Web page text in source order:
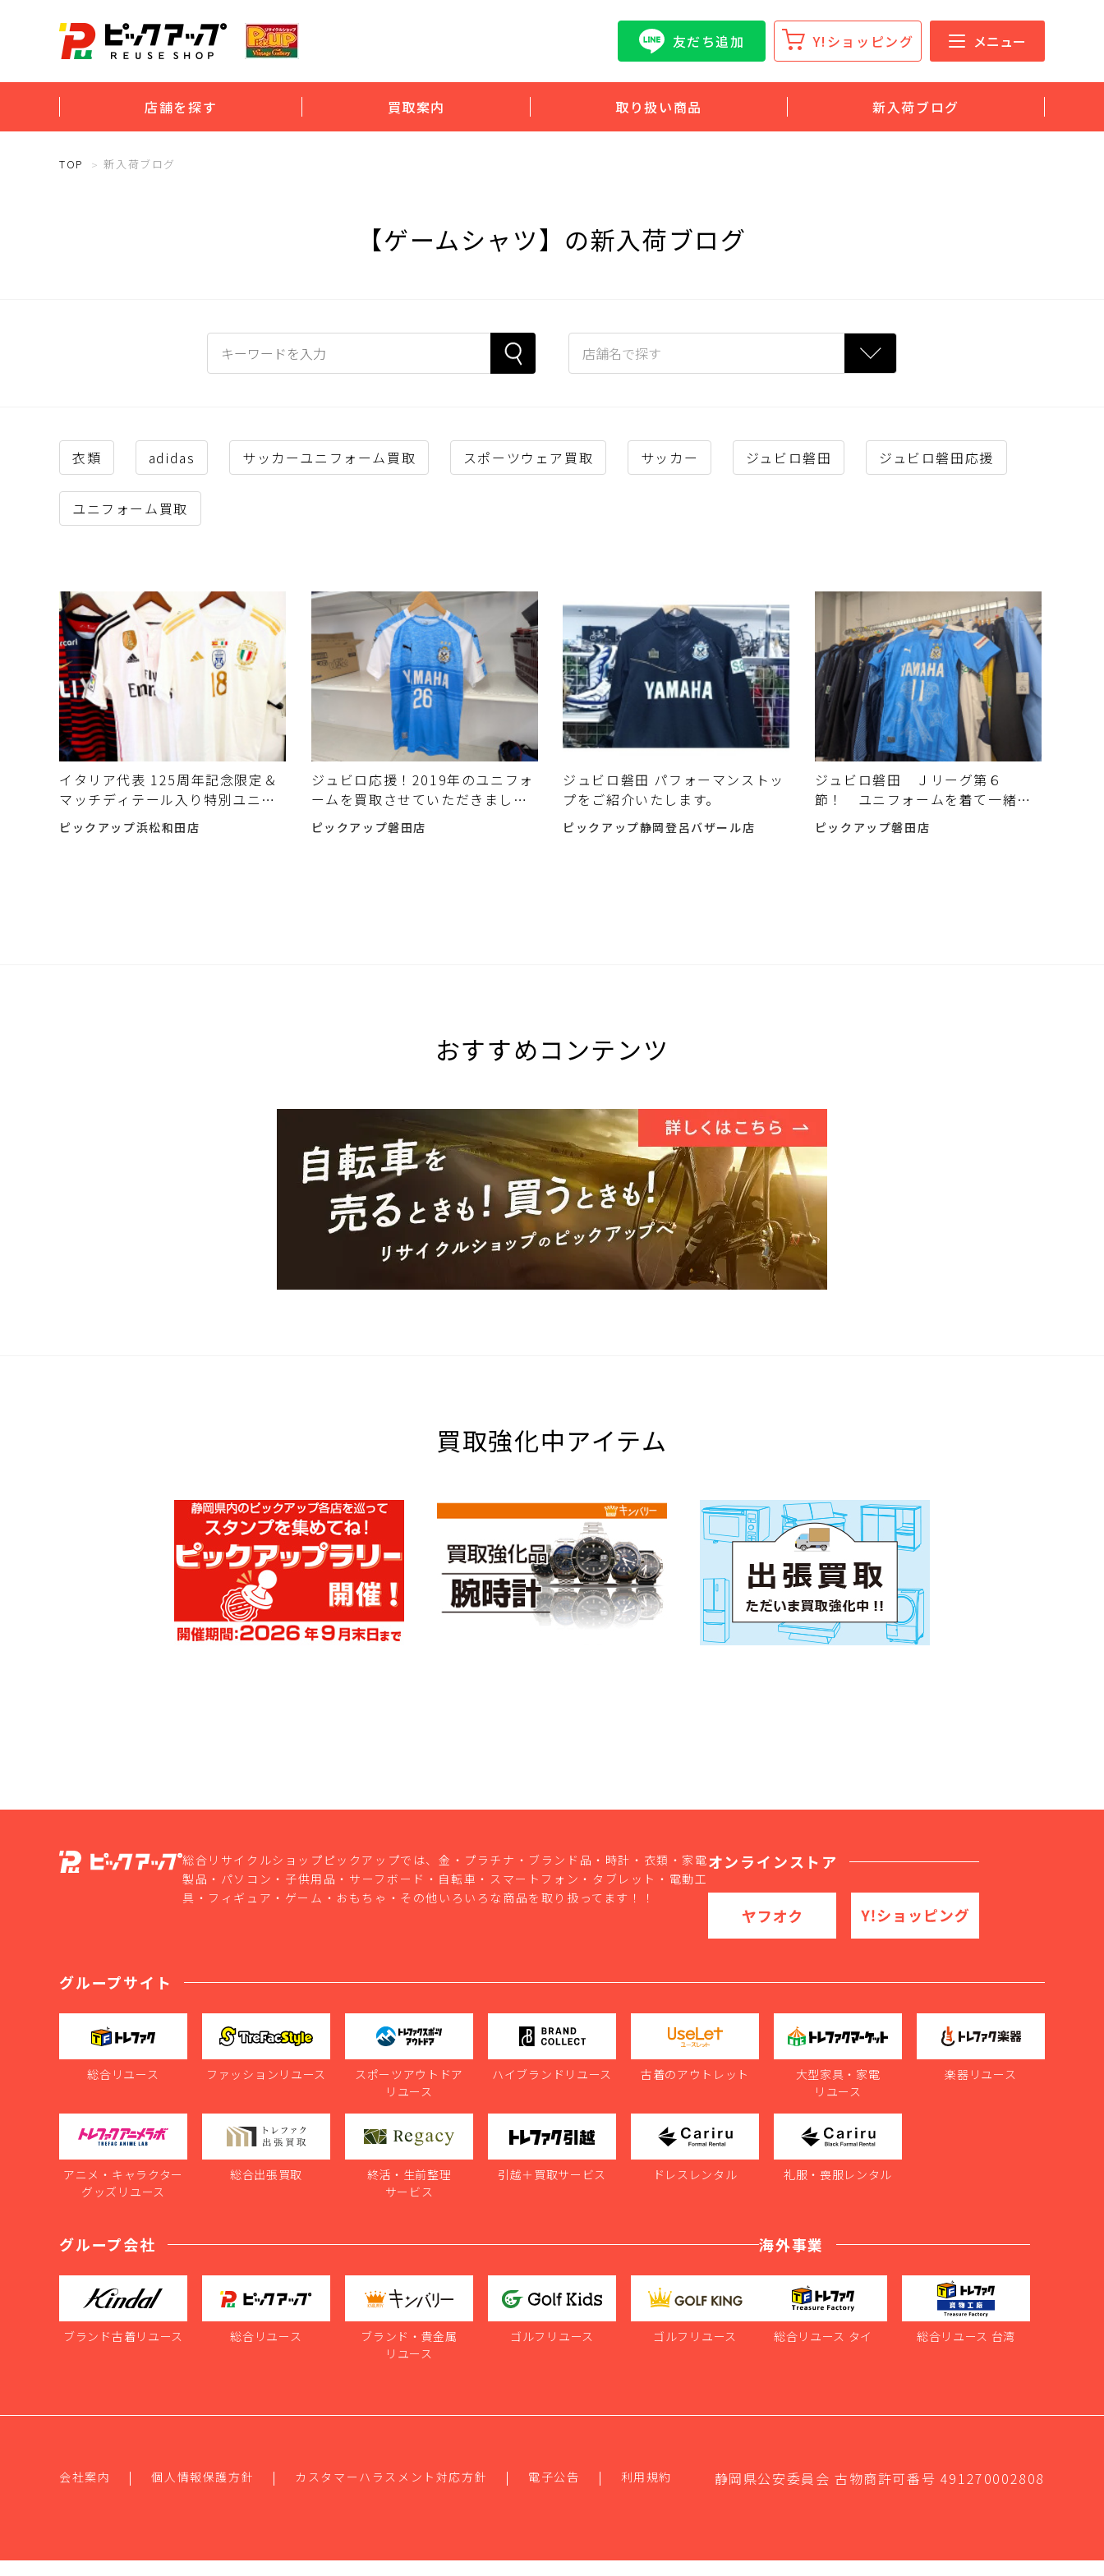
友だち追加 Y!ショッピング メニュー
店舗を探す 買取案内 取り扱い商品 新入荷ブログ
TOP 新入荷ブログ
【ゲームシャツ】の新入荷ブログ
衣類 adidas サッカーユニフォーム買取 スポーツウェア買取 サッカー ジュビロ磐田 ジュビロ磐田応援
ユニフォーム買取
イタリア代表 125周年記念限定＆
マッチディテール入り特別ユニフ
ォーム入荷しました
ピックアップ浜松和田店
ジュビロ応援！2019年のユニフォ
ームを買取させていただきまし
た。
ピックアップ磐田店
ジュビロ磐田 パフォーマンストッ
プをご紹介いたします。
ピックアップ静岡登呂バザール店
ジュビロ磐田 Ｊリーグ第６
節！ ユニフォームを着て一緒に
応援しよう
ピックアップ磐田店
おすすめコンテンツ
買取強化中アイテム
総合リサイクルショップピックアップでは、金・プラチナ・ブランド品・時計・衣類・家電
製品・パソコン・子供用品・サーフボード・自転車・スマートフォン・タブレット・電動工
具・フィギュア・ゲーム・おもちゃ・その他いろいろな商品を取り扱ってます！！
オンラインストア
グループサイト
総合リユース ファッションリユース
スポーツアウトドア
リユース
ハイブランドリユース 古着のアウトレット
大型家具・家電
リユース
楽器リユース
アニメ・キャラクター
グッズリユース
総合出張買取
終活・生前整理
サービス
引越＋買取サービス ドレスレンタル 礼服・喪服レンタル
グループ会社
ブランド古着リユース 総合リユース
ブランド・貴金属
リユース
ゴルフリユース ゴルフリユース
海外事業
総合リユース タイ 総合リユース 台湾
会社案内 個人情報保護方針 カスタマーハラスメント対応方針 電子公告 利用規約 静岡県公安委員会 古物商許可番号 491270002808